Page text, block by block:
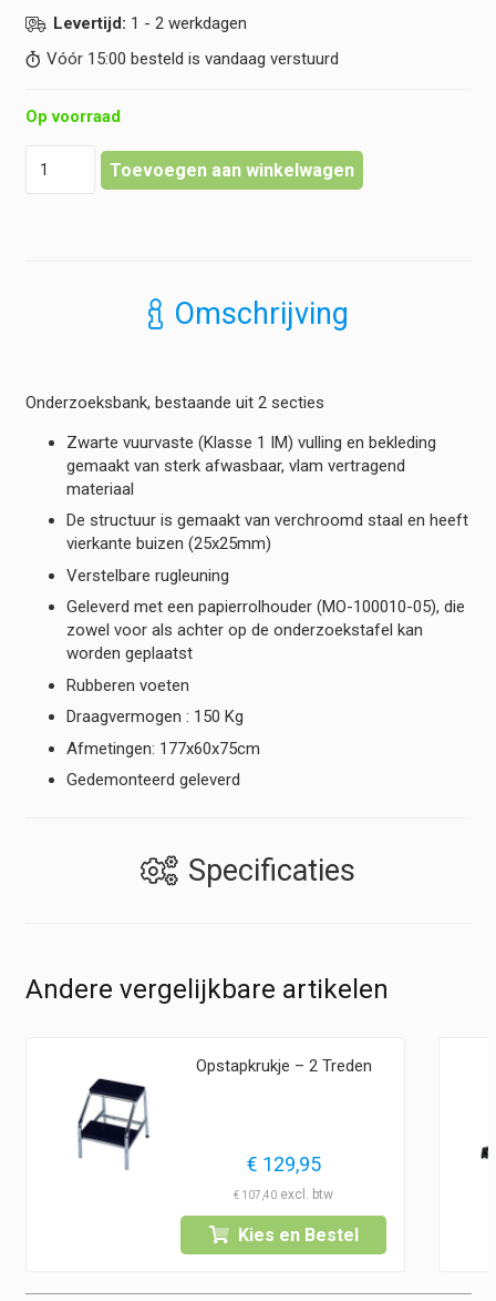
Levertijd: 1 - 2 werkdagen
Vóór 15:00 besteld is vandaag verstuurd
Op voorraad
Onderzoeksbank
Toevoegen aan winkelwagen
Omschrijving
Onderzoeksbank, bestaande uit 2 secties
Zwarte vuurvaste (Klasse 1 IM) vulling en bekleding
gemaakt van sterk afwasbaar, vlam vertragend
materiaal
De structuur is gemaakt van verchroomd staal en heeft
vierkante buizen (25x25mm)
Verstelbare rugleuning
Geleverd met een papierrolhouder (MO-100010-05), die
zowel voor als achter op de onderzoekstafel kan
worden geplaatst
Rubberen voeten
Draagvermogen : 150 Kg
Afmetingen: 177x60x75cm
Gedemonteerd geleverd
Specificaties
Andere vergelijkbare artikelen
Opstapkrukje – 2 Treden
€ 129,95
€ 107,40
Kies en Bestel